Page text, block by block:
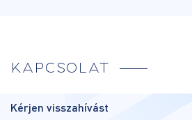
KAPCSOLAT
Kérjen visszahívást